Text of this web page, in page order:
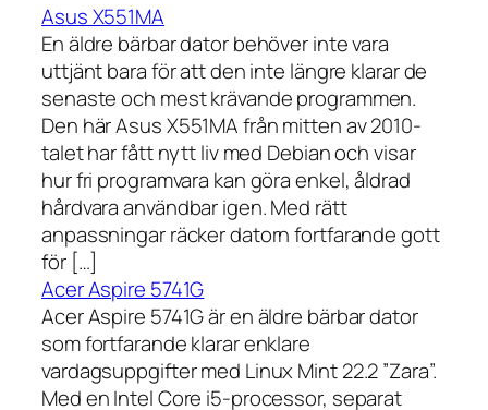
Asus X551MA
En äldre bärbar dator behöver inte vara
uttjänt bara för att den inte längre klarar de
senaste och mest krävande programmen.
Den här Asus X551MA från mitten av 2010-
talet har fått nytt liv med Debian och visar
hur fri programvara kan göra enkel, åldrad
hårdvara användbar igen. Med rätt
anpassningar räcker datorn fortfarande gott
för […]
Acer Aspire 5741G
Acer Aspire 5741G är en äldre bärbar dator
som fortfarande klarar enklare
vardagsuppgifter med Linux Mint 22.2 ”Zara”.
Med en Intel Core i5-processor, separat